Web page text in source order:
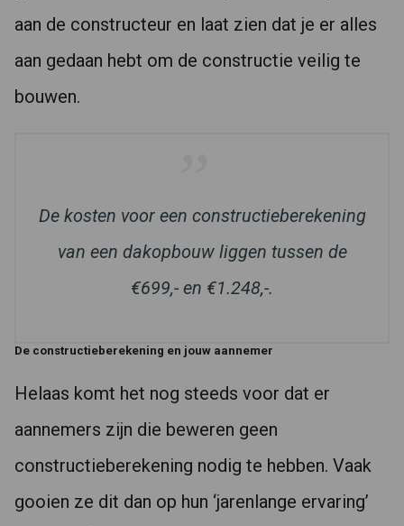
aan de constructeur en laat zien dat je er alles
aan gedaan hebt om de constructie veilig te
bouwen.
De kosten voor een constructieberekening
van een dakopbouw liggen tussen de
€699,- en €1.248,-.
De constructieberekening en jouw aannemer
Helaas komt het nog steeds voor dat er
aannemers zijn die beweren geen
constructieberekening nodig te hebben. Vaak
gooien ze dit dan op hun ‘jarenlange ervaring’